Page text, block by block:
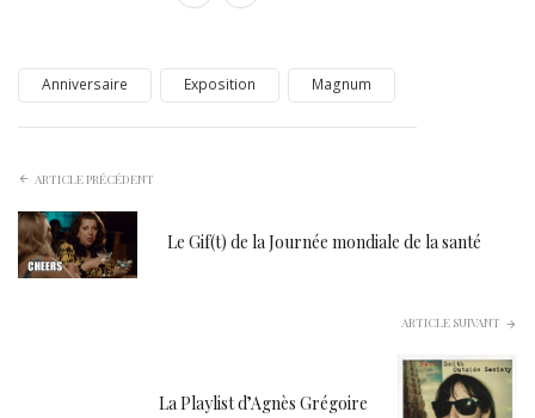
Anniversaire Exposition Magnum
ARTICLE PRÉCÉDENT
Le Gif(t) de la Journée mondiale de la santé
ARTICLE SUIVANT
La Playlist d’Agnès Grégoire